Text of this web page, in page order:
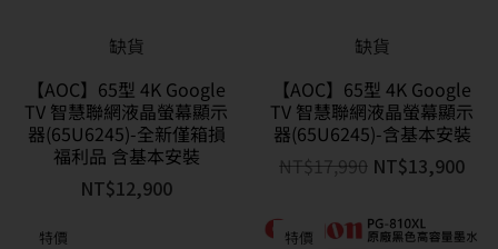
缺貨
【AOC】65型 4K Google
TV 智慧聯網液晶螢幕顯示
器(65U6245)-全新僅箱損
福利品 含基本安裝
NT$12,900
缺貨
【AOC】65型 4K Google
TV 智慧聯網液晶螢幕顯示
器(65U6245)-含基本安裝
NT$17,990 NT$13,900
特價 特價